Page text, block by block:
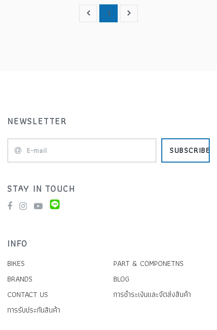
1
NEWSLETTER
SUBSCRIBE
STAY IN TOUCH
INFO
BIKES
PART & COMPONETNS
BRANDS
BLOG
CONTACT US
การชำระเงินและจัดส่งสินค้า
การรับประกันสินค้า